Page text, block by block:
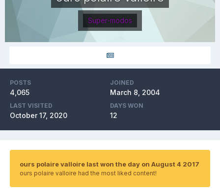
Super-modos
POSTS
4,065
JOINED
March 8, 2004
LAST VISITED
October 17, 2020
DAYS WON
12
ours polaire valloire last won the day on August 4 2017
ours polaire valloire had the most liked content!